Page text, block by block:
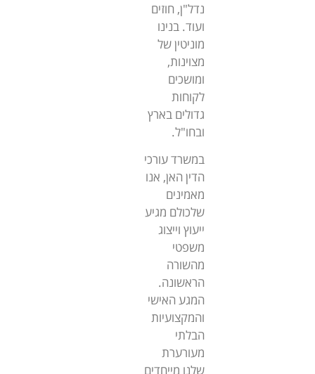
נדל"ן, חוזים
ועוד. בנינו
מוניטין של
מצוינות,
ומושכים
לקוחות
גדולים בארץ
ובחו"ל.
במשרד עורכי
הדין האן, אנו
מאמינים
שלכולם מגיע
ייעוץ וייצוג
משפטי
מהשורה
הראשונה.
המגע האישי
והמקצועיות
הבלתי
מעורערת
שלנו מייחדים